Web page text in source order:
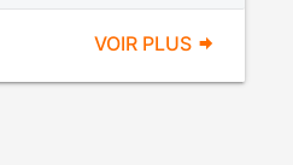
VOIR PLUS